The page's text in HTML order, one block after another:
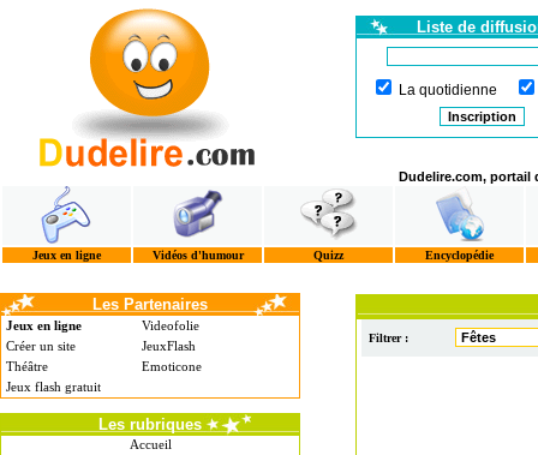
Liste de
La quotidienne
Dudelire.com, portail
Jeux en ligne Vidéos d'humour Quizz Encyclopédie
Les Partenaires
Jeux en ligne
Créer un site
Théâtre
Jeux flash gratuit
Videofolie
JeuxFlash
Emoticone
Les rubriques
Accueil
Filtrer :